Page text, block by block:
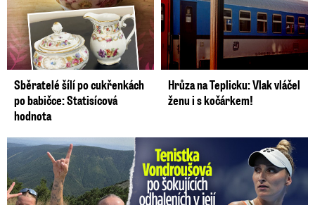
Sběratelé šílí po cukřenkách
po babičce: Statisícová
hodnota
Hrůza na Teplicku: Vlak vláčel
ženu i s kočárkem!
Vondroušová po šokujících odhaleních v kauze: Záhadný vzkaz!